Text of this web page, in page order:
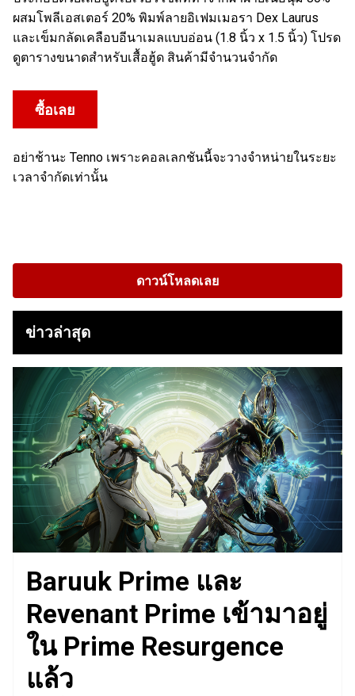
ผสมโพลีเอสเตอร์ 20% พิมพ์ลายอิเฟมเมอรา Dex Laurus
และเข็มกลัดเคลือบอีนาเมลแบบอ่อน (1.8 นิ้ว x 1.5 นิ้ว) โปรด
ดูตารางขนาดสำหรับเสื้อฮู้ด สินค้ามีจำนวนจำกัด
ซื้อเลย
อย่าช้านะ Tenno เพราะคอลเลกชันนี้จะวางจำหน่ายในระยะ
เวลาจำกัดเท่านั้น
ดาวน์โหลดเลย
ข่าวล่าสุด
Baruuk Prime และ
Revenant Prime เข้ามาอยู่
ใน Prime Resurgence
แล้ว